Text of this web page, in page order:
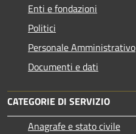
Enti e fondazioni
Politici
Personale Amministrativo
Documenti e dati
CATEGORIE DI SERVIZIO
Anagrafe e stato civile